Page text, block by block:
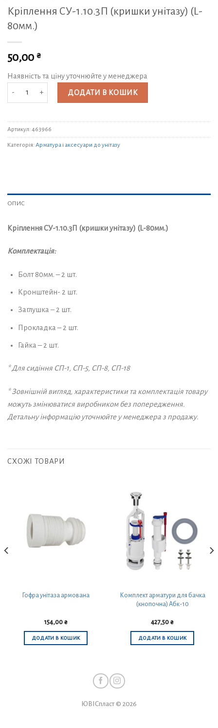
Кріплення СУ-1.10.3П (кришки унітазу) (L-
80мм.)
50,00 ₴
Наявність та ціну уточнюйте у менеджера
ДОДАТИ В КОШИК
Артикул: 463966
Категорія: Арматура і аксесуари до унітазу
ОПИС
Кріплення СУ-1.10.3П (кришки унітазу) (L-80мм.)
Комплектація:
Болт 80мм. – 2 шт.
Кронштейн- 2 шт.
Заглушка – 2 шт.
Прокладка – 2 шт.
Гайка – 2 шт.
* Для сидіння СП-1, СП-5, СП-8, СП-18
* Зовнішній вигляд, характеристики та комплектація товару
можуть змінюватися виробником без попередження.
Детальну інформацію уточнюйте у менеджера з продажу.
СХОЖІ ТОВАРИ
Гофра унітаза армована
154,00 ₴
ДОДАТИ В КОШИК
Комплект арматури для бачка
(кнопочна) Абк-10
427,50 ₴
ДОДАТИ В КОШИК
ЮВІСпласт © 2026